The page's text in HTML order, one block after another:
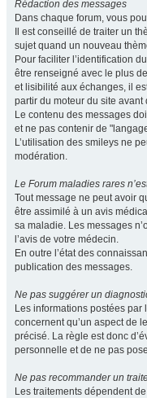
Rédaction des messages
Dans chaque forum, vous
Il est conseillé de traiter un
sujet quand un nouveau
Pour faciliter l’identification
être renseigné avec le plus
et lisibilité aux échanges, il
partir du moteur du site
Le contenu des messages
et ne pas contenir de
L’utilisation des smileys ne
modération.
Le Forum maladies rares
Tout message ne peut avoir
être assimilé à un avis
sa maladie. Les messages
l’avis de votre médecin.
En outre l’état des
publication des messages.
Ne pas suggérer un
Les informations postées
concernent qu’un aspect de
précisé. La règle est donc
personnelle et de ne pas
Ne pas recommander un
Les traitements dépendent